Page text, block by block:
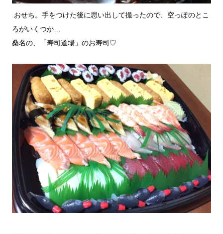
おせち。手をつけた後に思い出して撮ったので、空っぽのとこ
ろがいくつか…
桑名の、「寿司道場」のお寿司♡